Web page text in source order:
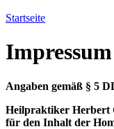
Startseite
Impressum
Angaben gemäß § 5
Heilpraktiker Herbert
für den Inhalt der